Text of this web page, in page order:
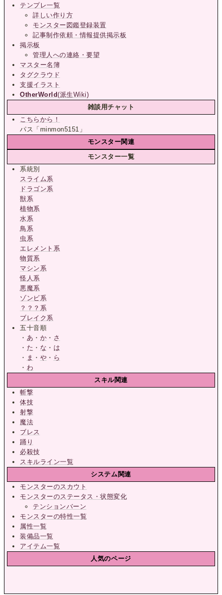
テンプレ一覧
詳しい作り方
モンスター図鑑登録装置
記事制作依頼・情報提供掲示板
掲示板
管理人への連絡・要望
マスター名簿
タグクラウド
支援イラスト
OtherWorld(派生Wiki)
雑談用チャット
こちらから！
パス「minmon5151」
モンスター関連
モンスター一覧
系統別
スライム系
ドラゴン系
獣系
植物系
水系
鳥系
虫系
エレメント系
物質系
マシン系
怪人系
悪魔系
ゾンビ系
？？？系
ブレイク系
五十音順
・ あ ・ か ・ さ
・ た ・ な ・ は
・ ま ・ や ・ ら
・ わ
スキル関連
斬撃
体技
射撃
魔法
ブレス
踊り
必殺技
スキルライン一覧
システム関連
モンスターのスカウト
モンスターのステータス・状態変化
テンションバーン
モンスターの特性一覧
属性一覧
装備品一覧
アイテム一覧
人気のページ